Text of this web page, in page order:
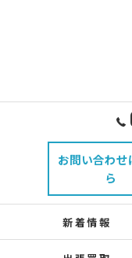
お問い合わせ
ら
新着情報